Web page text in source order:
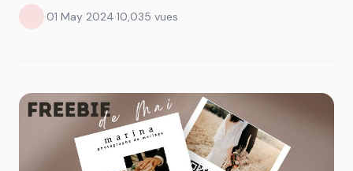
·01 May 2024·10,035 vues